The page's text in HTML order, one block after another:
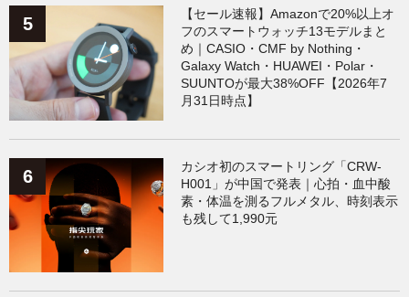
【セール速報】Amazonで20%以上オ
フのスマートウォッチ13モデルまと
め｜CASIO・CMF by Nothing・
Galaxy Watch・HUAWEI・Polar・
SUUNTOが最大38%OFF【2026年7
月31日時点】
カシオ初のスマートリング「CRW-
H001」が中国で発表｜心拍・血中酸
素・体温を測るフルメタル、時刻表示
も残して1,990元